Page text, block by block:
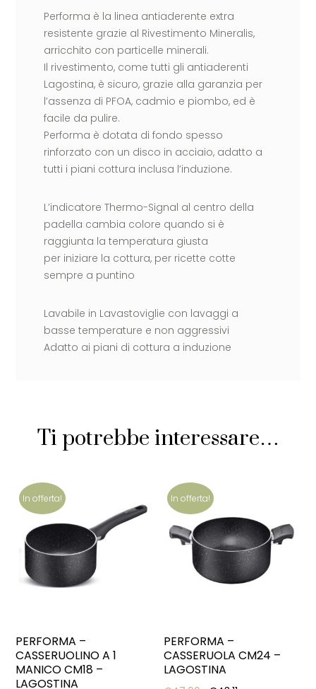
Performa è la linea antiaderente extra
resistente grazie al Rivestimento Mineralis,
arricchito con particelle minerali.
Il rivestimento, come tutti gli antiaderenti
Lagostina, è sicuro, grazie alla garanzia per
l’assenza di PFOA, cadmio e piombo, ed è
facile da pulire.
Performa è dotata di fondo spesso
rinforzato con un disco in acciaio, adatto a
tutti i piani cottura inclusa l’induzione.
L’indicatore Thermo-Signal al centro della
padella cambia colore quando si è
raggiunta la temperatura giusta
per iniziare la cottura, per ricette cotte
sempre a puntino
Lavabile in Lavastoviglie con lavaggi a
basse temperature e non aggressivi
Adatto ai piani di cottura a induzione
Ti potrebbe interessare…
In offerta!
PERFORMA –
CASSERUOLINO A 1
MANICO CM18 –
LAGOSTINA
In offerta!
PERFORMA –
CASSERUOLA CM24 –
LAGOSTINA